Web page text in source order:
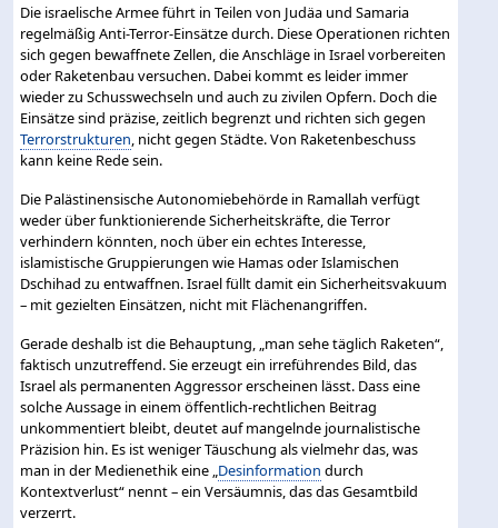
Die israelische Armee führt in Teilen von Judäa und Samaria
regelmäßig Anti-Terror-Einsätze durch. Diese Operationen richten
sich gegen bewaffnete Zellen, die Anschläge in Israel vorbereiten
oder Raketenbau versuchen. Dabei kommt es leider immer
wieder zu Schusswechseln und auch zu zivilen Opfern. Doch die
Einsätze sind präzise, zeitlich begrenzt und richten sich gegen
Terrorstrukturen, nicht gegen Städte. Von Raketenbeschuss
kann keine Rede sein.
Die Palästinensische Autonomiebehörde in Ramallah verfügt
weder über funktionierende Sicherheitskräfte, die Terror
verhindern könnten, noch über ein echtes Interesse,
islamistische Gruppierungen wie Hamas oder Islamischen
Dschihad zu entwaffnen. Israel füllt damit ein Sicherheitsvakuum
– mit gezielten Einsätzen, nicht mit Flächenangriffen.
Gerade deshalb ist die Behauptung, „man sehe täglich Raketen“,
faktisch unzutreffend. Sie erzeugt ein irreführendes Bild, das
Israel als permanenten Aggressor erscheinen lässt. Dass eine
solche Aussage in einem öffentlich-rechtlichen Beitrag
unkommentiert bleibt, deutet auf mangelnde journalistische
Präzision hin. Es ist weniger Täuschung als vielmehr das, was
man in der Medienethik eine „Desinformation durch
Kontextverlust“ nennt – ein Versäumnis, das das Gesamtbild
verzerrt.